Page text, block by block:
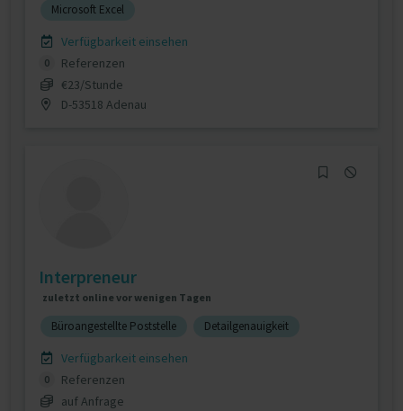
Microsoft Excel
Verfügbarkeit einsehen
0
Referenzen
€23/Stunde
D-53518 Adenau
Interpreneur
zuletzt online vor wenigen Tagen
Büroangestellte Poststelle Detailgenauigkeit
Verfügbarkeit einsehen
0
Referenzen
auf Anfrage